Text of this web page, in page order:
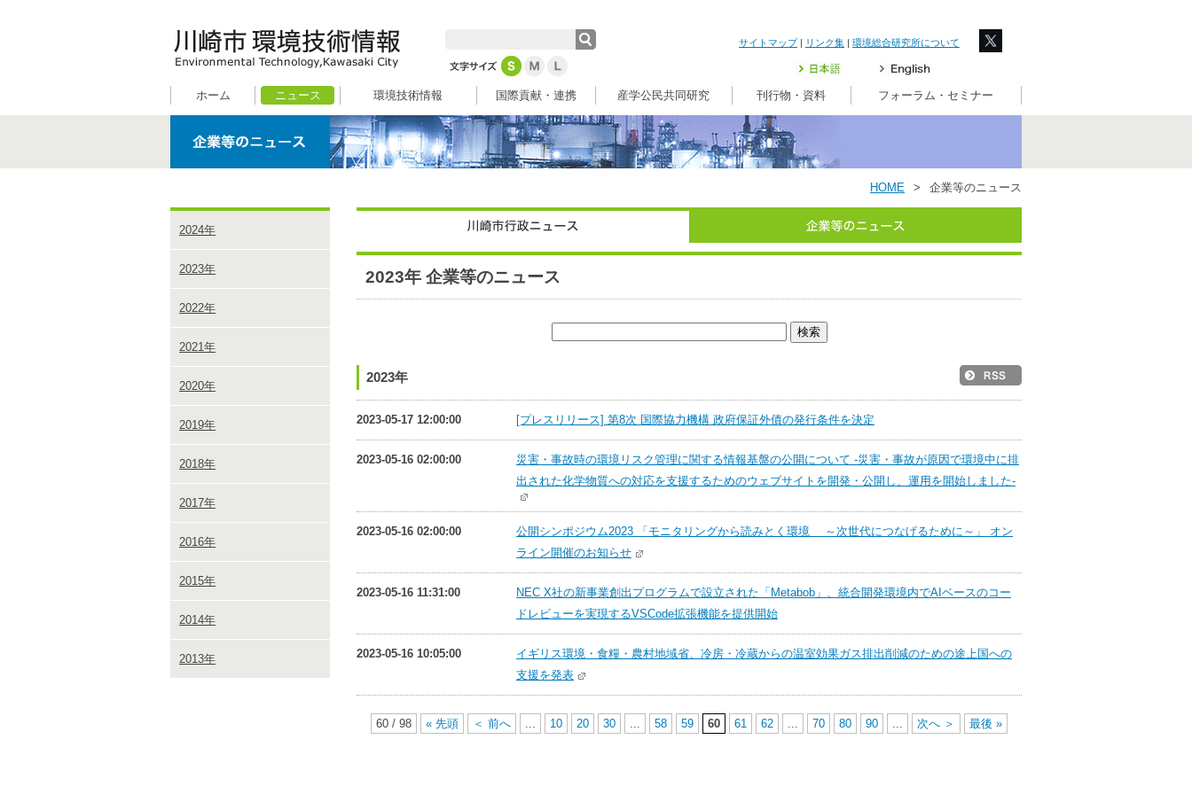
サイトマップ| リンク集 | 環境総合研究所について
ホーム ニュース 環境技術情報 国際貢献・連携 産学公民共同研究 刊行物・資料 フォーラム・セミナー
HOME > 企業等のニュース
2024年
2023年
2022年
2021年
2020年
2019年
2018年
2017年
2016年
2015年
2014年
2013年
2023年 企業等のニュース
2023年
2023-05-17 12:00:00 [プレスリリース] 第8次 国際協力機構 政府保証外債の発行条件を決定
2023-05-16 02:00:00
災害・事故時の環境リスク管理に関する情報基盤の公開について ‐災害・事故が原因で環境中に排
出された化学物質への対応を支援するためのウェブサイトを開発・公開し、運用を開始しました‐
2023-05-16 02:00:00
公開シンポジウム2023 「モニタリングから読みとく環境 ～次世代につなげるために～」 オン
ライン開催のお知らせ
2023-05-16 11:31:00
NEC X社の新事業創出プログラムで設立された「Metabob」、統合開発環境内でAIベースのコー
ドレビューを実現するVSCode拡張機能を提供開始
2023-05-16 10:05:00
イギリス環境・食糧・農村地域省、冷房・冷蔵からの温室効果ガス排出削減のための途上国への
支援を発表
60 / 98 « 先頭 ＜ 前へ ... 10 20 30 ... 58 59 60 61 62 ... 70 80 90 ... 次へ ＞ 最後 »